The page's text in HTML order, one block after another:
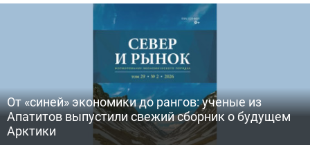
От «синей» экономики до рангов: ученые из
Апатитов выпустили свежий сборник о будущем
Арктики